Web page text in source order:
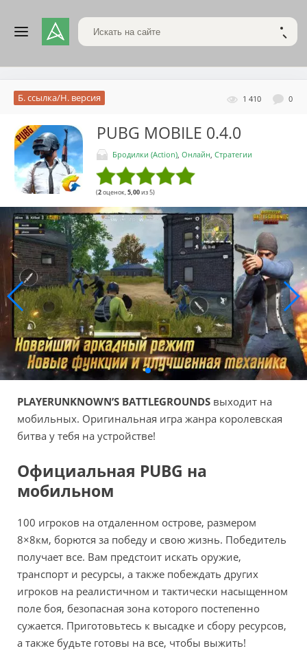
Поиск по сайту
1 410 0
Б. ссылка/Н. версия
PUBG MOBILE 0.4.0
Бродилки (Action) Онлайн Стратегии
(2оценок, 5,00из 5)
PLAYERUNKNOWN’S BATTLEGROUNDS выходит на
мобильных. Оригинальная игра жанра королевская
битва у тебя на устройстве!
Официальная PUBG на
мобильном
100 игроков на отдаленном острове, размером
8×8км, борются за победу и свою жизнь. Победитель
получает все. Вам предстоит искать оружие,
транспорт и ресурсы, а также побеждать других
игроков на реалистичном и тактически насыщенном
поле боя, безопасная зона которого постепенно
сужается. Приготовьтесь к высадке и сбору ресурсов,
а также будьте готовы на все, чтобы выжить!